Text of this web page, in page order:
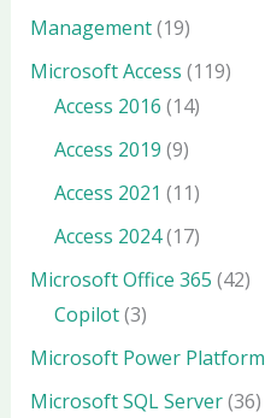
Management(19)
Microsoft Access (119)
Access 2016 (14)
Access 2019 (9)
Access 2021 (11)
Access 2024(17)
Microsoft Office 365 (42)
Copilot(3)
Microsoft Power Platform
Microsoft SQL Server(36)